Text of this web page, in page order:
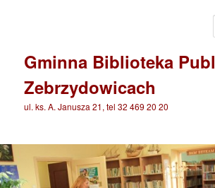
Gminna Biblioteka
Zebrzydowicach
ul. ks. A. Janusza 21, tel 32 469 20 20